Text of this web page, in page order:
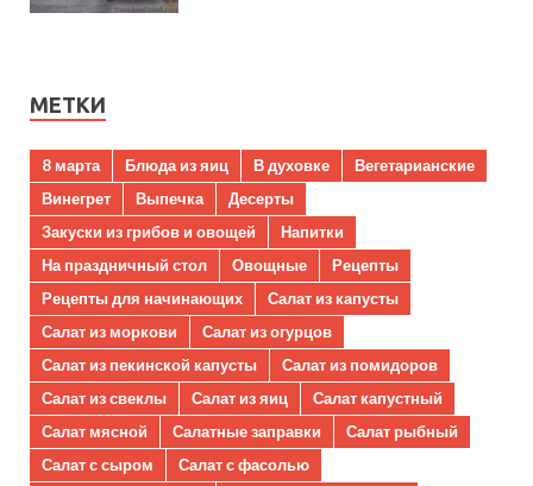
МЕТКИ
8 марта Блюда из яиц В духовке
Вегетарианские
Винегрет
Выпечка
Десерты
Закуски из грибов и овощей
Напитки
На праздничный стол
Овощные
Рецепты
Рецепты для начинающих
Салат из капусты
Салат из моркови
Салат из огурцов
Салат из пекинской капусты
Салат из помидоров
Салат из свеклы
Салат из яиц
Салат капустный
Салат мясной
Салатные заправки
Салат рыбный
Салат с сыром
Салат с фасолью